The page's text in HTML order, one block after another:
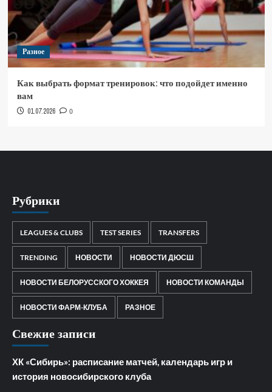
Разное
Как выбрать формат тренировок: что подойдет именно
вам
01.07.2026 0
Рубрики
LEAGUES & CLUBS TEST SERIES TRANSFERS
TRENDING НОВОСТИ НОВОСТИ ДЮСШ
НОВОСТИ БЕЛОРУССКОГО ХОККЕЯ НОВОСТИ КОМАНДЫ
НОВОСТИ ФАРМ-КЛУБА РАЗНОЕ
Свежие записи
ХК «Сибирь»: расписание матчей, календарь игр и
история новосибирского клуба